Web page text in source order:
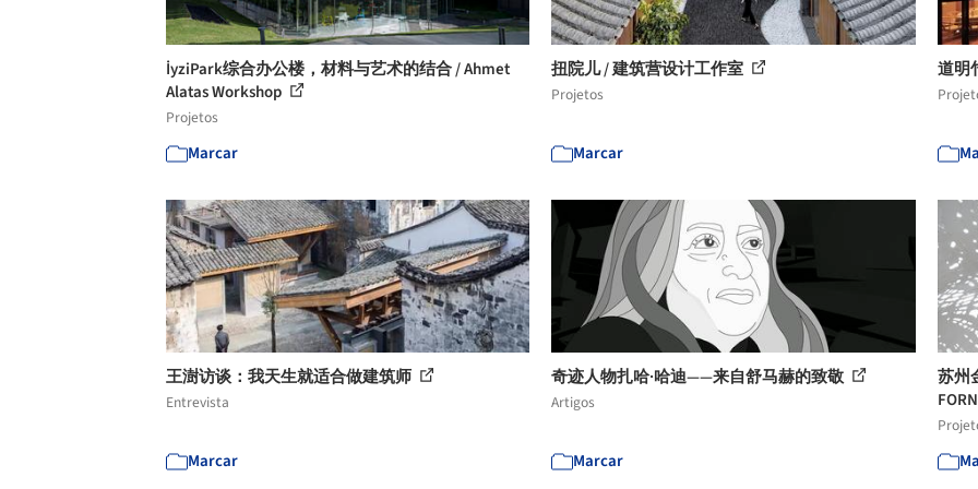
İyziPark综合办公楼，材料与艺术的结合 / Ahmet
Alatas Workshop
Projetos
Marcar
扭院儿 / 建筑营设计工作室
Projetos
Marcar
道明
王澍访谈：我天生就适合做建筑师
Entrevista
Marcar
奇迹人物扎哈·哈迪——来自舒马赫的致敬
Artigos
Marcar
苏州